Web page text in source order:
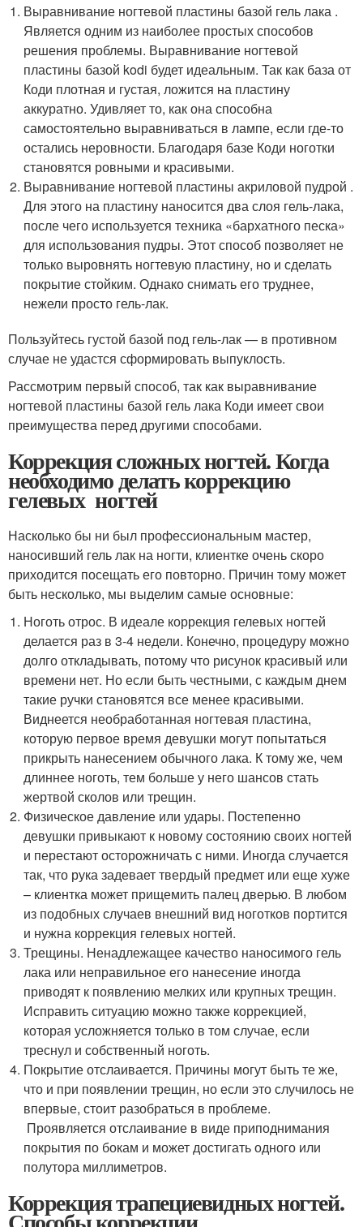
Выравнивание ногтевой пластины базой гель лака .
Является одним из наиболее простых способов
решения проблемы. Выравнивание ногтевой
пластины базой kodi будет идеальным. Так как база от
Коди плотная и густая, ложится на пластину
аккуратно. Удивляет то, как она способна
самостоятельно выравниваться в лампе, если где-то
остались неровности. Благодаря базе Коди ноготки
становятся ровными и красивыми.
Выравнивание ногтевой пластины акриловой пудрой .
Для этого на пластину наносится два слоя гель-лака,
после чего используется техника «бархатного песка»
для использования пудры. Этот способ позволяет не
только выровнять ногтевую пластину, но и сделать
покрытие стойким. Однако снимать его труднее,
нежели просто гель-лак.
Пользуйтесь густой базой под гель-лак — в противном
случае не удастся сформировать выпуклость.
Рассмотрим первый способ, так как выравнивание
ногтевой пластины базой гель лака Коди имеет свои
преимущества перед другими способами.
Коррекция сложных ногтей. Когда
необходимо делать коррекцию
гелевых ногтей
Насколько бы ни был профессиональным мастер,
наносивший гель лак на ногти, клиентке очень скоро
приходится посещать его повторно. Причин тому может
быть несколько, мы выделим самые основные:
Ноготь отрос. В идеале коррекция гелевых ногтей
делается раз в 3-4 недели. Конечно, процедуру можно
долго откладывать, потому что рисунок красивый или
времени нет. Но если быть честными, с каждым днем
такие ручки становятся все менее красивыми.
Виднеется необработанная ногтевая пластина,
которую первое время девушки могут попытаться
прикрыть нанесением обычного лака. К тому же, чем
длиннее ноготь, тем больше у него шансов стать
жертвой сколов или трещин.
Физическое давление или удары. Постепенно
девушки привыкают к новому состоянию своих ногтей
и перестают осторожничать с ними. Иногда случается
так, что рука задевает твердый предмет или еще хуже
– клиентка может прищемить палец дверью. В любом
из подобных случаев внешний вид ноготков портится
и нужна коррекция гелевых ногтей.
Трещины. Ненадлежащее качество наносимого гель
лака или неправильное его нанесение иногда
приводят к появлению мелких или крупных трещин.
Исправить ситуацию можно также коррекцией,
которая усложняется только в том случае, если
треснул и собственный ноготь.
Покрытие отслаивается. Причины могут быть те же,
что и при появлении трещин, но если это случилось не
впервые, стоит разобраться в проблеме.
Проявляется отслаивание в виде приподнимания
покрытия по бокам и может достигать одного или
полутора миллиметров.
Коррекция трапециевидных ногтей.